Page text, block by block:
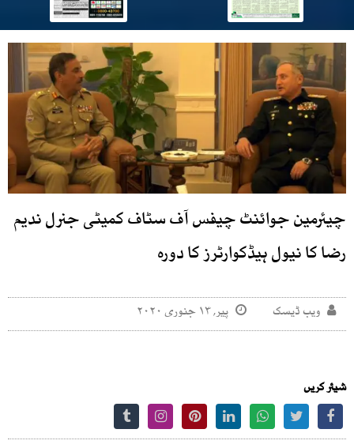
چیئرمین جوائنٹ چیفس آف سٹاف کمیٹی جنرل ندیم
رضا کا نیول ہیڈکوارٹرز کا دورہ
ویب ڈیسک پیر, ۱۳ جنوری ۲۰۲۰
شیئر کریں